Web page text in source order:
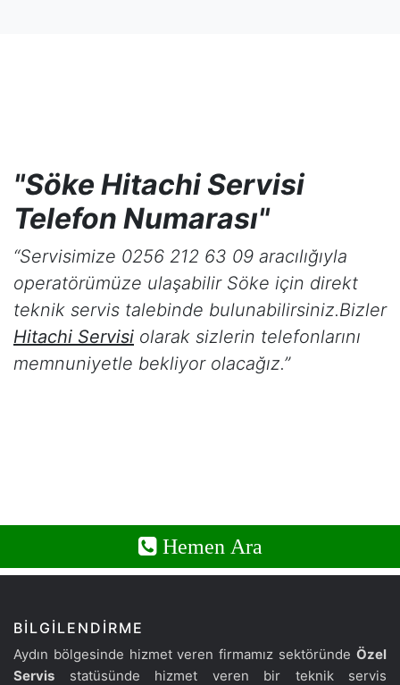
"Söke Hitachi Servisi
Telefon Numarası"
“Servisimize 0256 212 63 09 aracılığıyla
operatörümüze ulaşabilir Söke için direkt
teknik servis talebinde bulunabilirsiniz.Bizler
Hitachi Servisi olarak sizlerin telefonlarını
memnuniyetle bekliyor olacağız.”
Hemen Ara
BILGILENDIRME
Aydın bölgesinde hizmet veren firmamız sektöründe Özel
Servis statüsünde hizmet veren bir teknik servis